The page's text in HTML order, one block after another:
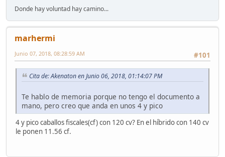
Donde hay voluntad hay camino...
marhermi
#101
Junio 07, 2018, 08:28:59 AM
Cita de: Akenaton en Junio 06, 2018, 01:14:07 PM
Te hablo de memoria porque no tengo el documento a
mano, pero creo que anda en unos 4 y pico
4 y pico caballos fiscales(cf) con 120 cv? En el híbrido con 140 cv
le ponen 11.56 cf.